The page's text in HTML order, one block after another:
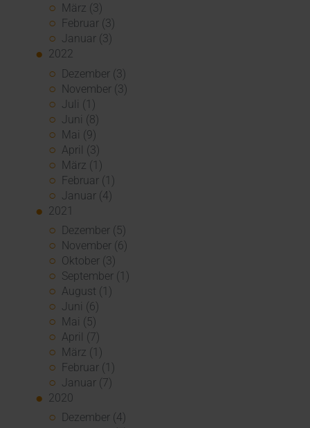
März (3)
Februar (3)
Januar (3)
2022
Dezember (3)
November (3)
Juli (1)
Juni (8)
Mai (9)
April (3)
März (1)
Februar (1)
Januar (4)
2021
Dezember (5)
November (6)
Oktober (3)
September (1)
August (1)
Juni (6)
Mai (5)
April (7)
März (1)
Februar (1)
Januar (7)
2020
Dezember (4)